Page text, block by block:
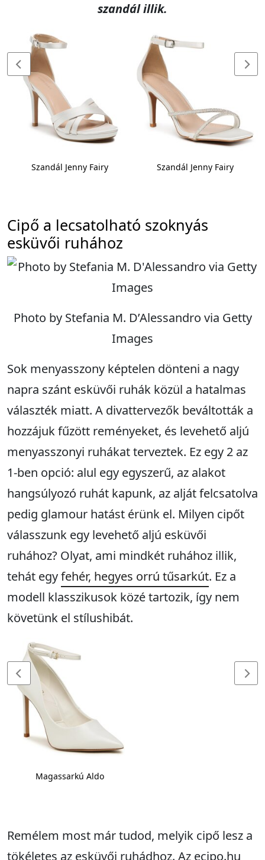
szandál illik.
Szandál Jenny Fairy Szandál Jenny Fairy
Cipő a lecsatolható szoknyás
esküvői ruhához
Photo by Stefania M. D’Alessandro via Getty
Images
Sok menyasszony képtelen dönteni a nagy
napra szánt esküvői ruhák közül a hatalmas
választék miatt. A divattervezők beváltották a
hozzájuk fűzött reményeket, és levehető aljú
menyasszonyi ruhákat terveztek. Ez egy 2 az
1-ben opció: alul egy egyszerű, az alakot
hangsúlyozó ruhát kapunk, az alját felcsatolva
pedig glamour hatást érünk el. Milyen cipőt
válasszunk egy levehető aljú esküvői
ruhához? Olyat, ami mindkét ruhához illik,
tehát egyfehér, hegyes orrú tűsarkút. Ez a
modell klasszikusok közé tartozik, így nem
követünk el stílushibát.
Magassarkú Aldo
Remélem most már tudod, melyik cipő lesz a
tökéletes az esküvői ruhádhoz. Az ecipo.hu